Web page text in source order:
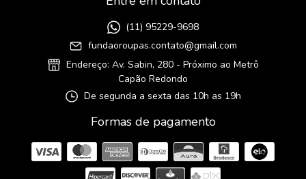
(11) 95229-9698
fundaoroupas.contato@gmail.com
Endereço: Av. Sabin, 280 - Próximo ao Metrô
Capão Redondo
De segunda a sexta das 10h as 19h
Formas de pagamento